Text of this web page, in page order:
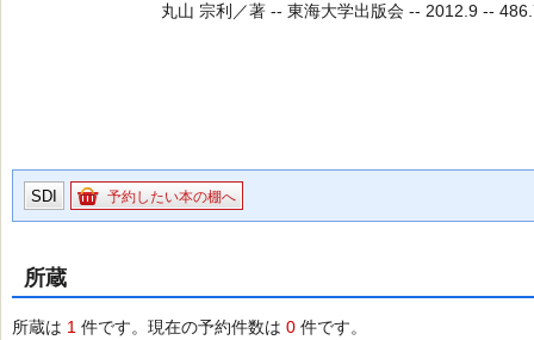
丸山 宗利／著 -- 東海大学出版会 -- 2012.9 --
SDI 予約したい本の棚へ
所蔵
所蔵は 1 件です。現在の予約件数は 0 件です。